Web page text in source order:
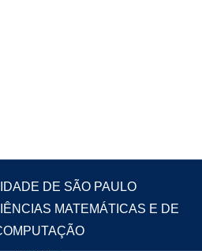
DE SÃO PAULO
MATEMÁTICAS E DE